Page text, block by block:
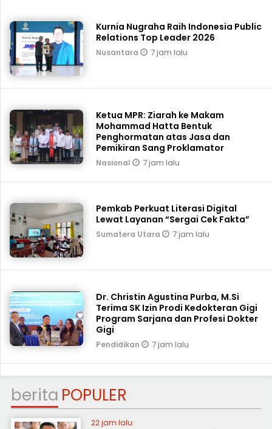
Kurnia Nugraha Raih Indonesia Public
Relations Top Leader 2026
Nusantara 7 jam lalu
Ketua MPR: Ziarah ke Makam
Mohammad Hatta Bentuk
Penghormatan atas Jasa dan
Pemikiran Sang Proklamator
Nasional 7 jam lalu
Pemkab Perkuat Literasi Digital
Lewat Layanan “Sergai Cek Fakta”
Sumatera Utara 7 jam lalu
Dr. Christin Agustina Purba, M.Si
Terima SK Izin Prodi Kedokteran Gigi
Program Sarjana dan Profesi Dokter
Gigi
Pendidikan 7 jam lalu
berita POPULER
22 jam lalu